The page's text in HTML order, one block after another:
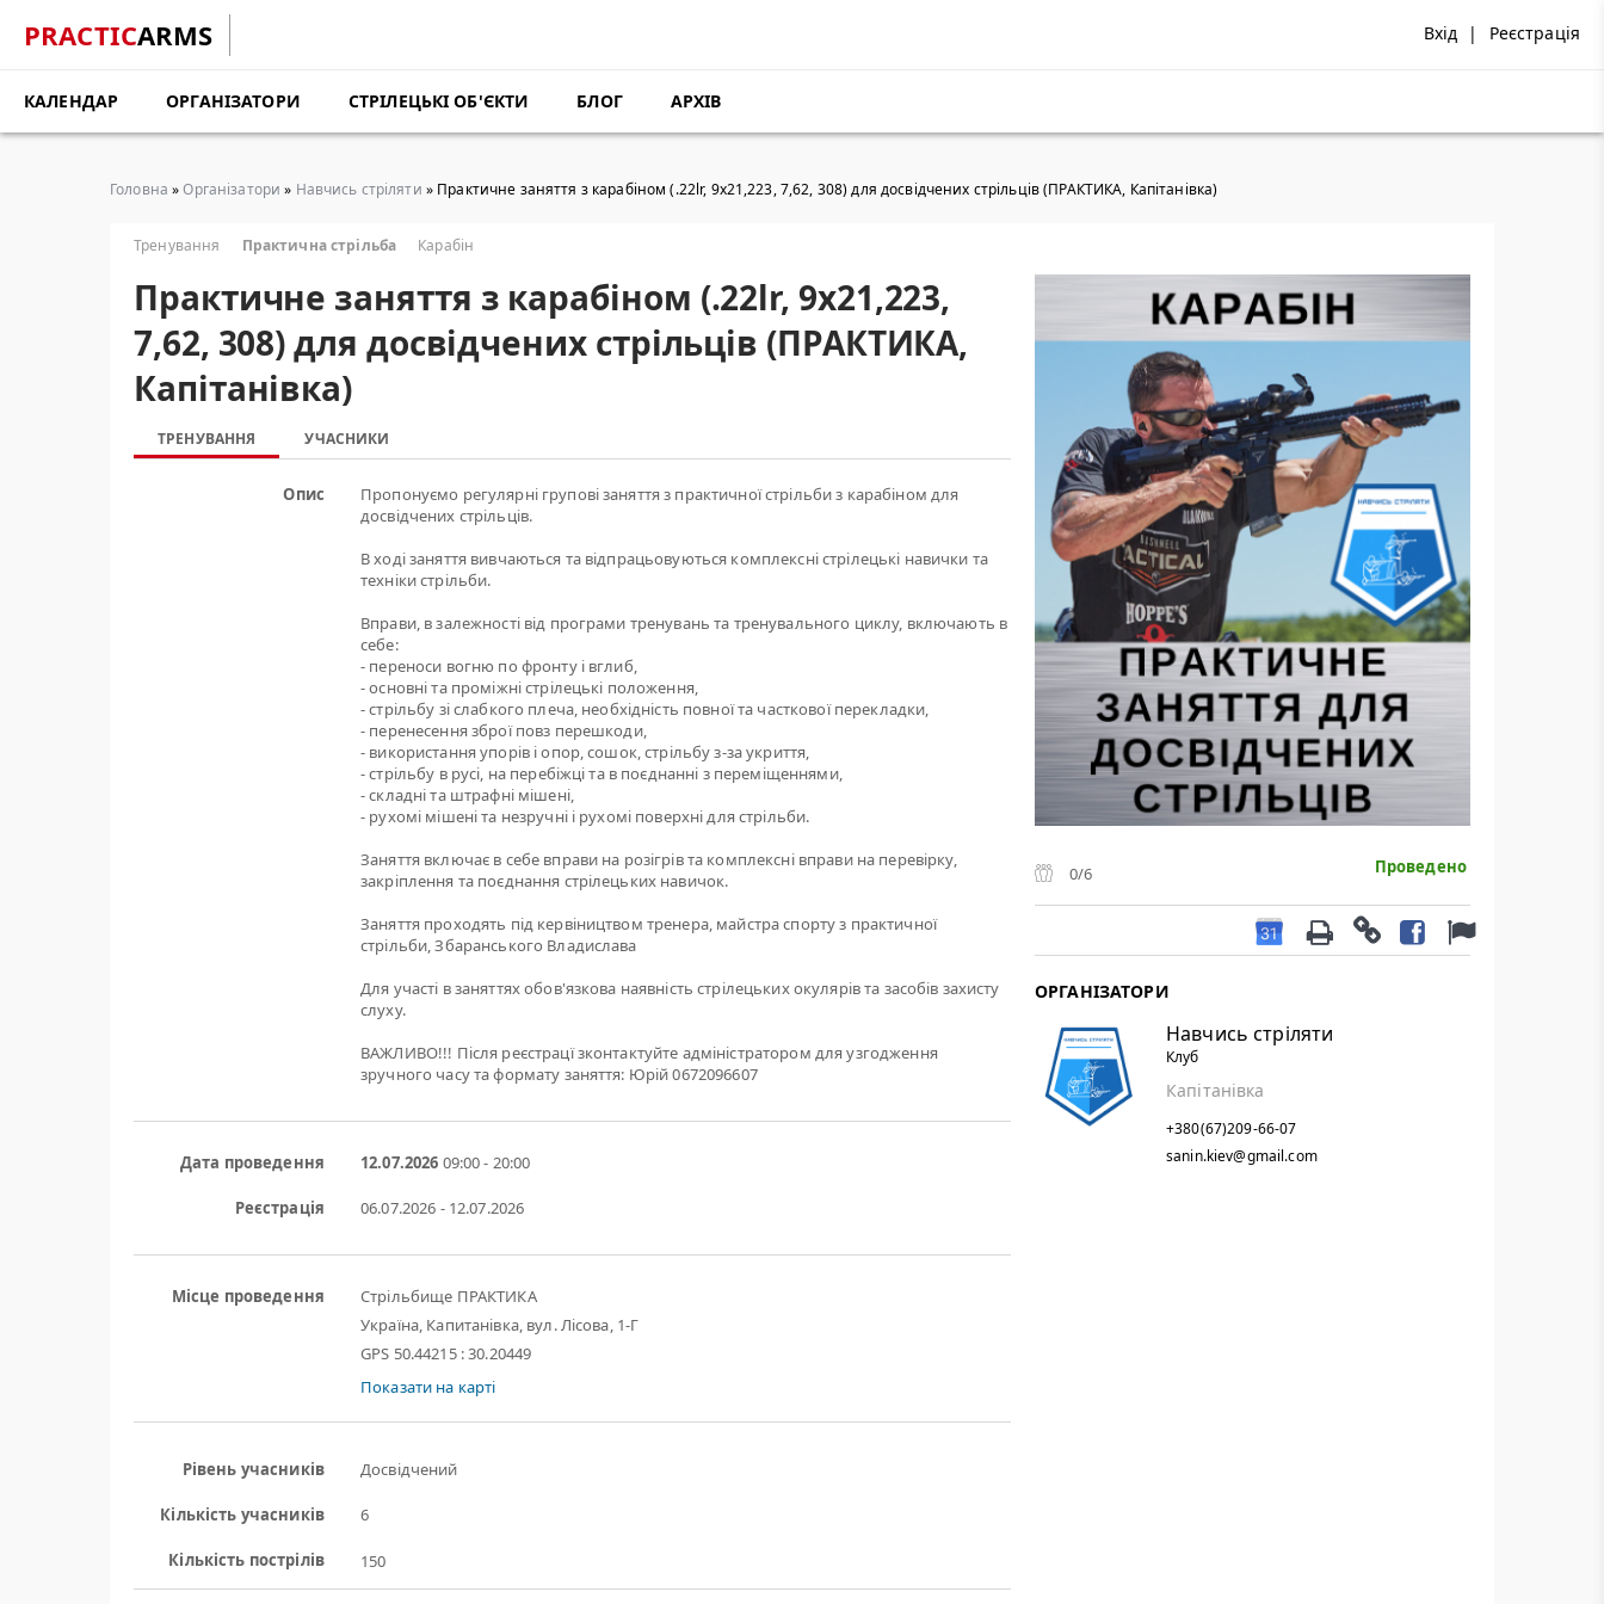
PRACTICARMS Вхід | Реєстрація
КАЛЕНДАР ОРГАНІЗАТОРИ СТРІЛЕЦЬКІ ОБ'ЄКТИ БЛОГ АРХІВ
Головна »Організатори » Навчись стріляти » Практичне заняття з карабіном (.22lr, 9х21,223, 7,62, 308) для досвідчених стрільців (ПРАКТИКА, Капітанівка)
Тренування Практична стрільба Карабін
Практичне заняття з карабіном (.22lr, 9х21,223,
7,62, 308) для досвідчених стрільців (ПРАКТИКА,
Капітанівка)
ТРЕНУВАННЯ УЧАСНИКИ
Опис
Пропонуємо регулярні групові заняття з практичної стрільби з карабіном для
досвідчених стрільців.
В ході заняття вивчаються та відпрацьовуються комплексні стрілецькі навички та
техніки стрільби.
Вправи, в залежності від програми тренувань та тренувального циклу, включають в
себе:
- переноси вогню по фронту і вглиб,
- основні та проміжні стрілецькі положення,
- стрільбу зі слабкого плеча, необхідність повної та часткової перекладки,
- перенесення зброї повз перешкоди,
- використання упорів і опор, сошок, стрільбу з-за укриття,
- стрільбу в русі, на перебіжці та в поєднанні з переміщеннями,
- складні та штрафні мішені,
- рухомі мішені та незручні і рухомі поверхні для стрільби.
Заняття включає в себе вправи на розігрів та комплексні вправи на перевірку,
закріплення та поєднання стрілецьких навичок.
Заняття проходять під кервіництвом тренера, майстра спорту з практичної
стрільби, Збаранського Владислава
Для участі в заняттях обов'язкова наявність стрілецьких окулярів та засобів захисту
слуху.
ВАЖЛИВО!!! Після реєстрацї зконтактуйте адміністратором для узгодження
зручного часу та формату заняття: Юрій 0672096607
Дата проведення 12.07.2026 09:00 - 20:00
Реєстрація 06.07.2026 - 12.07.2026
Місце проведення
Стрільбище ПРАКТИКА
Україна, Капитанівка, вул. Лісова, 1-Г
GPS 50.44215 : 30.20449
Показати на карті
Рівень учасників Досвідчений
Кількість учасників 6
Кількість пострілів 150
0/6 Проведено
ОРГАНІЗАТОРИ
Навчись стріляти
Клуб
Капітанівка
+380(67)209-66-07
sanin.kiev@gmail.com